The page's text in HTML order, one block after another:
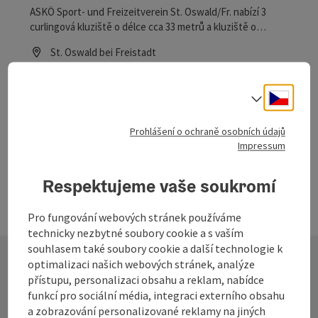
ASKÖ Sport- und Freizeitverein St. Oswald/Fr. nabízí 3
curlingová kluziště o délce cca 33 metrů a kluziště o
a to i pod osvětlením.
St. Oswald bei Freistadt
1 2 3
Kontakt
Cesky
Volba
Prohlášení o ochraně osobních údajů
Impressum
Respektujeme vaše soukromí
Pro fungování webových stránek používáme
technicky nezbytné soubory cookie a s vaším
souhlasem také soubory cookie a další technologie k
optimalizaci našich webových stránek, analýze
přístupu, personalizaci obsahu a reklam, nabídce
funkcí pro sociální média, integraci externího obsahu
a zobrazování personalizované reklamy na jiných